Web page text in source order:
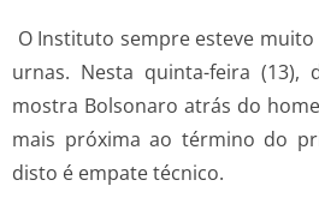
O Instituto sempre esteve
urnas. Nesta quinta-feira (13),
mostra Bolsonaro atrás do
mais próxima ao término do
disto é empate técnico.